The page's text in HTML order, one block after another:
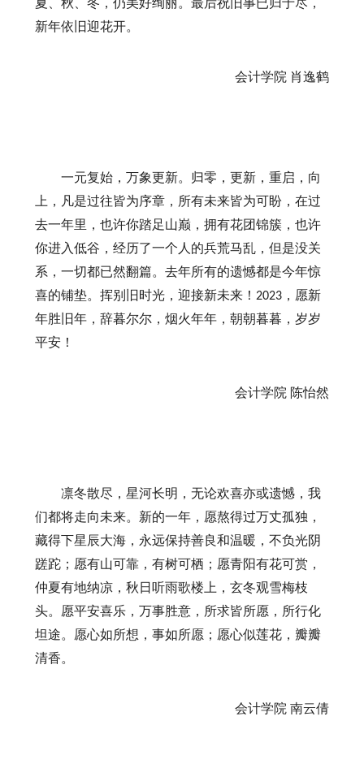
新年依旧迎花开。
会计学院 肖逸鹤
一元复始，万象更新。归零，更新，重启，向
上，凡是过往皆为序章，所有未来皆为可盼，在过
去一年里，也许你踏足山巅，拥有花团锦簇，也许
你进入低谷，经历了一个人的兵荒马乱，但是没关
系，一切都已然翻篇。去年所有的遗憾都是今年惊
喜的铺垫。挥别旧时光，迎接新未来！ 2023 ，愿新
年胜旧年，辞暮尔尔，烟火年年，朝朝暮暮，岁岁
平安！
会计学院 陈怡然
凛冬散尽，星河长明，无论欢喜亦或遗憾，我
们都将走向未来。新的一年，愿熬得过万丈孤独，
藏得下星辰大海，永远保持善良和温暖，不负光阴
蹉跎；愿有山可靠，有树可栖；愿青阳有花可赏，
仲夏有地纳凉，秋日听雨歌楼上，玄冬观雪梅枝
头。愿平安喜乐，万事胜意，所求皆所愿，所行化
坦途。愿心如所想，事如所愿；愿心似莲花，瓣瓣
清香。
会计学院 南云倩